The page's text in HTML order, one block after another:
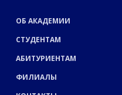
ОБ АКАДЕМИИ
СТУДЕНТАМ
АБИТУРИЕНТАМ
ФИЛИАЛЫ